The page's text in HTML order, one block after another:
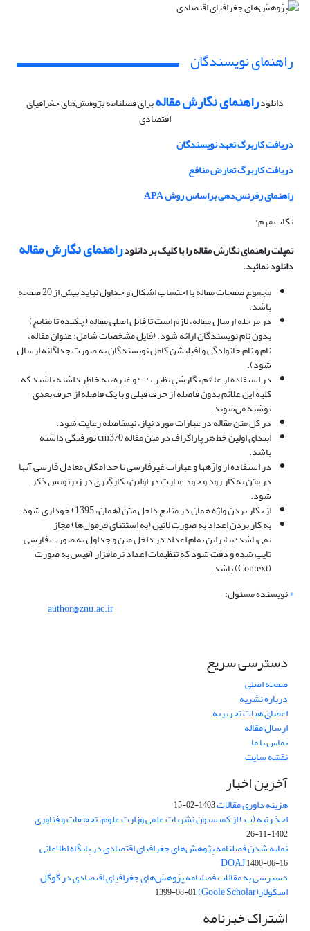
راهنمای نویسندگان
دانلودراهنمای نگارش مقالهبرای فصلنامه پژوهش‌های جغرافیای
اقتصادی
دریافت کاربرگ تعهد نویسندگان
دریافت کاربرگ تعارض منافع
راهنمای رفرنس‌دهی براساس روش APA
نکات مهم:
تمپلت راهنمای نگارش مقاله را با کلیک بر دانلودراهنمای نگارش مقاله
دانلود نمائید.
مجموع صفحات مقاله با احتساب اشکال و جداول نباید بیش از 20 صفحه
باشد.
در مرحله ارسال مقاله، لازم است تا فایل اصلی مقاله (چکیده تا منابع)
بدون نام نویسندگان ارائه شود. (فایل مشخصات شامل: عنوان مقاله،
نام و نام ­خانوادگی و افیلیشن کامل نویسندگان به صورت جداگانه ارسال
شود).
در استفاده از علائم نگارشی نظیر ، : . ؛ و غیره، به خاطر داشته باشید که
کلیة این علائم بدون فاصله از حرف قبلی و با یک فاصله از حرف بعدی
نوشته می‌شوند.
در کل متن مقاله در عبارات مورد نیاز، نیم­فاصله رعایت شود.
ابتدای اولین خط هر پاراگراف در متن مقاله cm3/0 تورفتگی داشته
باشد.
در استفاده از واژه­ها و عبارات غیرفارسی تا حد امکان معادل فارسی آنها
در متن به کار رود و خود عبارت در اولین بکارگیری در زیرنویس ذکر
شود.
از بکار بردن واژه همان در منابع داخل متن (همان، 1395) خوداری شود.
به کار بردن اعداد به صورت لاتین (به استثنای فرمول‌ها) مجاز
نمی‌باشد؛ بنابراین تمام اعداد در داخل متن و جداول به صورت فارسی
تایپ شده و دقت شود که تنظیمات اعداد نرم­افزار آفیس به صورت
(Context) باشد.
*نویسنده مسئول:
author@znu.ac.ir
دسترسی سریع
صفحه اصلی
درباره نشریه
اعضای هیات تحریریه
ارسال مقاله
تماس با ما
نقشه سایت
آخرین اخبار
هزینه داوری مقالات1403-02-15
اخذ رتبه (ب ) از کمیسیون نشریات علمی وزارت علوم، تحقیقات و فناوری
1402-11-26
نمایه شدن فصلنامه پژوهش‌های جغرافیای اقتصادی در پایگاه اطلاعاتی
DOAJ1400-06-16
دسترسی به مقالات فصلنامه پژوهش‌های جغرافیای اقتصادی در گوگل
اسکولار(Goole Scholar) 1399-08-01
اشتراک خبرنامه